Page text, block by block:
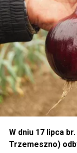
W dniu 17 lipca
Trzemeszno)